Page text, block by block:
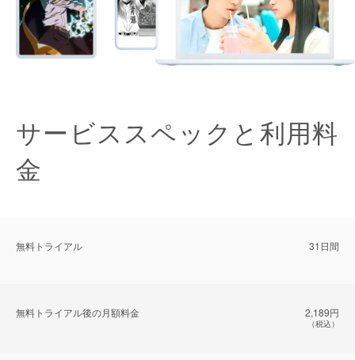
サービススペックと利用料
金
無料トライアル 31日間
無料トライアル後の⽉額料金 2,189円
（税込）